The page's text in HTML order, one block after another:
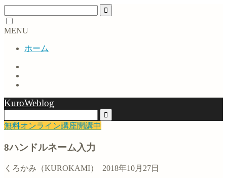
MENU
ホーム
KuroWeblog
無料オンライン講座開講中
8ハンドルネーム入力
くろかみ（KUROKAMI） 2018年10月27日